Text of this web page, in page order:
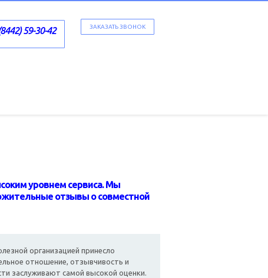
ЗАКАЗАТЬ ЗВОНОК
59-30-42
уровнем сервиса. Мы
отзывы о совместной
организацией принесло
отношение, отзывчивость и
заслуживают самой высокой оценки.